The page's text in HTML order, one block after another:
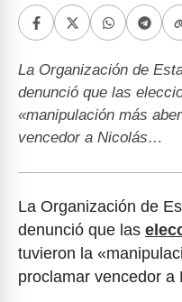
La Organización de
denunció que las
«manipulación más
vencedor a Nicolás…
La Organización de
denunció que las
tuvieron la
proclamar vencedor a